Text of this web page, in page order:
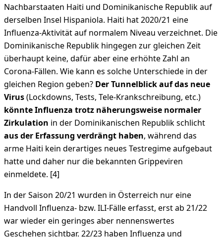
Nachbarstaaten Haiti und Dominikanische Republik auf
derselben Insel Hispaniola. Haiti hat 2020/21 eine
Influenza-Aktivität auf normalem Niveau verzeichnet. Die
Dominikanische Republik hingegen zur gleichen Zeit
überhaupt keine, dafür aber eine erhöhte Zahl an
Corona-Fällen. Wie kann es solche Unterschiede in der
gleichen Region geben? Der Tunnelblick auf das neue
Virus(Lockdowns, Tests, Tele-Krankschreibung, etc.)
könnte Influenza trotz näherungsweise normaler
Zirkulation in der Dominikanischen Republik schlicht
aus der Erfassung verdrängt haben, während das
arme Haiti kein derartiges neues Testregime aufgebaut
hatte und daher nur die bekannten Grippeviren
einmeldete. [4]
In der Saison 20/21 wurden in Österreich nur eine
Handvoll Influenza- bzw. ILI-Fälle erfasst, erst ab 21/22
war wieder ein geringes aber nennenswertes
Geschehen sichtbar. 22/23 haben Influenza und